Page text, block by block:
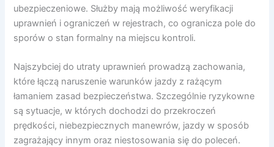
ubezpieczeniowe. Służby mają możliwość weryfikacji
uprawnień i ograniczeń w rejestrach, co ogranicza pole do
sporów o stan formalny na miejscu kontroli.
Najszybciej do utraty uprawnień prowadzą zachowania,
które łączą naruszenie warunków jazdy z rażącym
łamaniem zasad bezpieczeństwa. Szczególnie ryzykowne
są sytuacje, w których dochodzi do przekroczeń
prędkości, niebezpiecznych manewrów, jazdy w sposób
zagrażający innym oraz niestosowania się do poleceń.